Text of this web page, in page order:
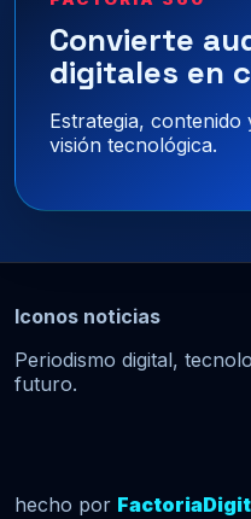
Convierte
digitales en
Estrategia,
visión tecnológica.
Iconos noticias
Periodismo digital,
futuro.
hecho por